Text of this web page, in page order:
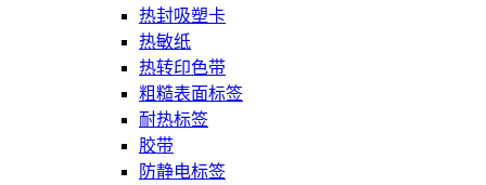
热封吸塑卡
热敏纸
热转印色带
粗糙表面标签
耐热标签
胶带
防静电标签